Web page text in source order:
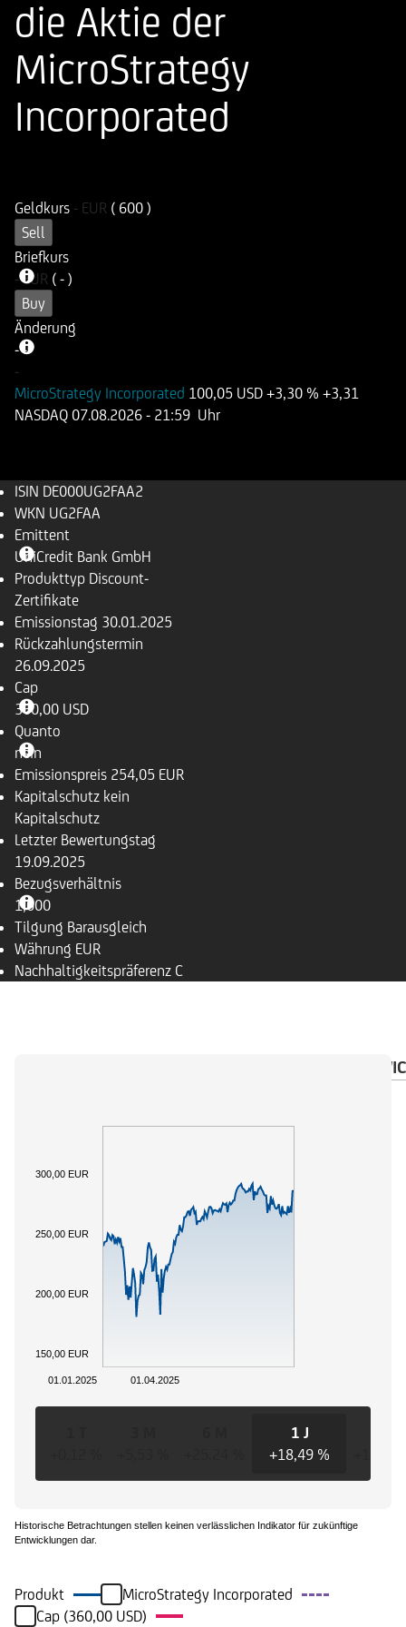
die Aktie der
MicroStrategy
Incorporated
Geldkurs - EUR ( 600 )
Sell
Briefkurs
-EUR ( - )
Buy
Änderung
--
-
MicroStrategy Incorporated 100,05 USD +3,30 % +3,31
NASDAQ 07.08.2026 - 21:59 Uhr
ISIN DE000UG2FAA2
WKN UG2FAA
Emittent
UniCredit Bank GmbH
Produkttyp Discount-
Zertifikate
Emissionstag 30.01.2025
Rückzahlungs­termin
26.09.2025
Cap
360,00 USD
Quanto
nein
Emissionspreis 254,05 EUR
Kapitalschutz kein
Kapitalschutz
Letzter Bewertungstag
19.09.2025
Bezugsverhältnis
1,000
Tilgung Barausgleich
Währung EUR
Nachhaltigkeitspräferenz C
01.04.2025
01.01.2025
150,00 EUR
200,00 EUR
250,00 EUR
300,00 EUR
1 J
+18,49 %
Historische Betrachtungen stellen keinen verlässlichen Indikator für zukünftige
Entwicklungen dar.
Produkt
MicroStrategy Incorporated
Cap (360,00 USD)